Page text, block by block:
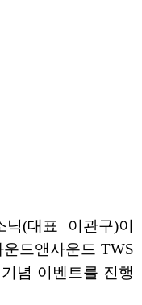
(대표 이관구)이
드앤사운드 TWS
념 이벤트를 진행